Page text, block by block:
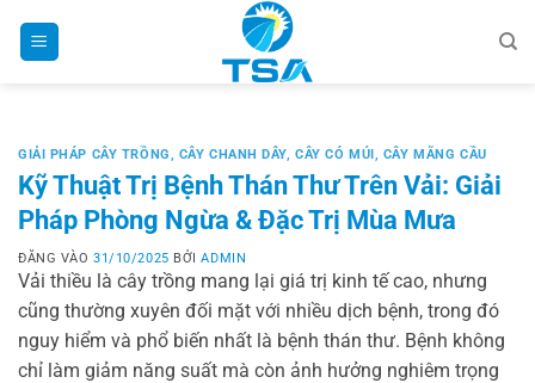
GIẢI PHÁP CÂY TRỒNG, CÂY CHANH DÂY,CÂY CÓ MÚI, CÂY MÃNG CẦU
Kỹ Thuật Trị Bệnh Thán Thư Trên Vải: Giải
Pháp Phòng Ngừa & Đặc Trị Mùa Mưa
ĐĂNG VÀO31/10/2025 BỞIADMIN
Vải thiều là cây trồng mang lại giá trị kinh tế cao, nhưng
cũng thường xuyên đối mặt với nhiều dịch bệnh, trong đó
nguy hiểm và phổ biến nhất là bệnh thán thư. Bệnh không
chỉ làm giảm năng suất mà còn ảnh hưởng nghiêm trọng